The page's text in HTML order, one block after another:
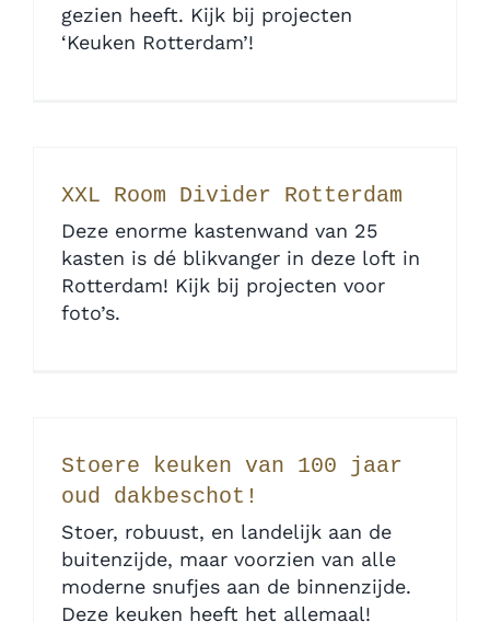
gezien heeft. Kijk bij projecten
‘Keuken Rotterdam’!
XXL Room Divider Rotterdam
Deze enorme kastenwand van 25
kasten is dé blikvanger in deze loft in
Rotterdam! Kijk bij projecten voor
foto’s.
Stoere keuken van 100 jaar
oud dakbeschot!
Stoer, robuust, en landelijk aan de
buitenzijde, maar voorzien van alle
moderne snufjes aan de binnenzijde.
Deze keuken heeft het allemaal!